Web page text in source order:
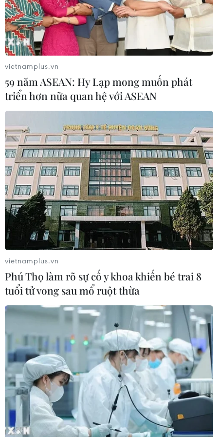
Tây Ban Nha: 100 người thiệt mạng
trong vụ vượt biển ồ ạt vào Ceuta
Đức tuyên án chung thân đối tượng
Munich
06/08/2026 15:57
Italy và Hy Lạp trở thành điểm nóng
của virus Tây sông Nile
06/08/2026 13:24
Bão Dolphin hướng vào miền Đông
Trung Quốc, cảnh báo mưa lớn trên
diện rộng
06/08/2026 08:36
Xem thêm
CƠ QUAN CHỦ QUẢN: THÔNG TẤN XÃ VIỆT NAM
Tổng Biên tập: TRẦN TIẾN DUẨN
Phó Tổng Biên tập: NGUYỄN THỊ TÁM, KHÚC THANH
vietnamplus.vn
59 năm ASEAN: Hy Lạp mong muốn phát
triển hơn nữa quan hệ với ASEAN
vietnamplus.vn
Phú Thọ làm rõ sự cố y khoa khiến bé trai 8
tuổi tử vong sau mổ ruột thừa